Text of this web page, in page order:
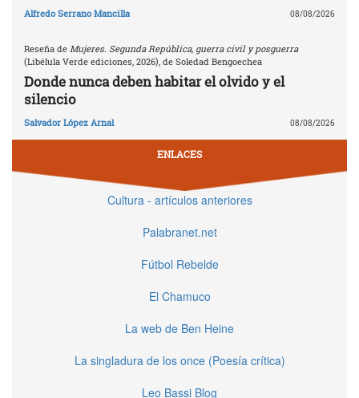
Alfredo Serrano Mancilla 08/08/2026
Reseña de Mujeres. Segunda República, guerra civil y posguerra
(Libélula Verde ediciones, 2026), de Soledad Bengoechea
Donde nunca deben habitar el olvido y el
silencio
Salvador López Arnal 08/08/2026
ENLACES
Cultura - artículos anteriores
Palabranet.net
Fútbol Rebelde
El Chamuco
La web de Ben Heine
La singladura de los once (Poesía crítica)
Leo Bassi Blog